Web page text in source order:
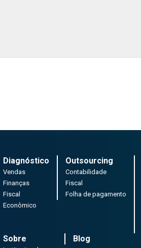
Diagnóstico
Vendas
Finanças
Fiscal
Econômico
Outsourcing
Contabilidade
Fiscal
Folha de pagamento
Sobre Blog